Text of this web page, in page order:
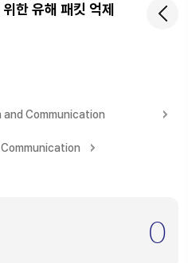
한 유해 패킷 억제
Communication
0